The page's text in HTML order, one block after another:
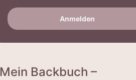
Mein Backbuch –